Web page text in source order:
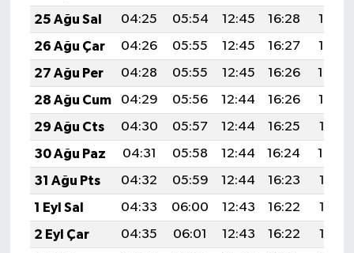
25 Ağu Sal
04:25 05:54 12:45 16:28
19:27
26 Ağu Çar
04:26 05:55 12:45 16:27
19:26
27 Ağu Per
04:28 05:55 12:45 16:26
19:24
28 Ağu Cum
04:29 05:56 12:44 16:26
19:23
29 Ağu Cts
04:30 05:57 12:44 16:25
19:21
30 Ağu Paz
04:31 05:58 12:44 16:24
19:20
31 Ağu Pts
04:32 05:59 12:44 16:23
19:18
1 Eyl Sal
04:33 06:00 12:43 16:22
19:17
2 Eyl Çar
04:35 06:01 12:43 16:22
19:15